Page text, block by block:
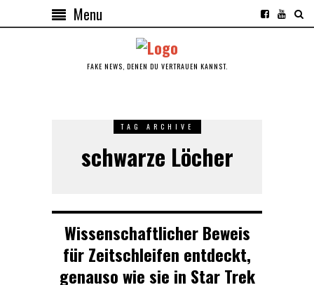
Menu
FAKE NEWS, DENEN DU VERTRAUEN KANNST.
TAG ARCHIVE
schwarze Löcher
Wissenschaftlicher Beweis
für Zeitschleifen entdeckt,
genauso wie sie in Star Trek